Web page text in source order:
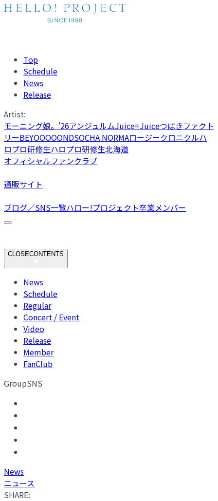
Top
Schedule
News
Release
Artist:
モーニング娘。'26アンジュルムJuice=Juiceつばきファクト
リーBEYOOOOONDSOCHA NORMAロージークロニクルハ
ロプロ研修生ハロプロ研修生北海道
オフィシャルファンクラブ
通販サイト
ブログ／SNS一覧ハロー!プロジェクト卒業メンバー
CLOSECONTENTS
News
Schedule
Regular
Concert / Event
Video
Release
Member
FanClub
GroupSNS
News
ニュース
SHARE: